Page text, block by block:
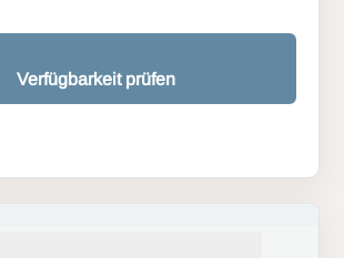
Verfügbarkeit prüfen